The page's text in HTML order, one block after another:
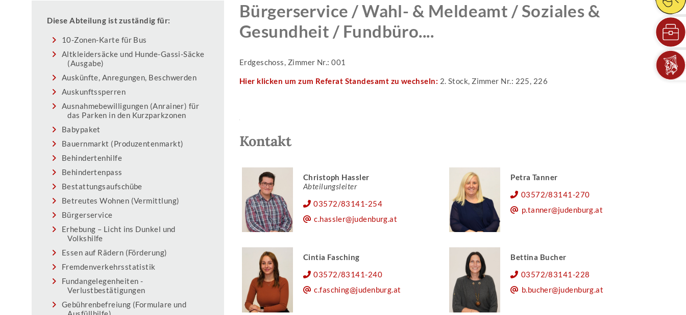
Bürgerservice / Wahl- & Meldeamt / Soziales &
Gesundheit / Fundbüro....
Erdgeschoss, Zimmer Nr.: 001
Hier klicken um zum Referat Standesamt zu wechseln: 2. Stock, Zimmer Nr.: 225, 226
Kontakt
Christoph Hassler
Abteilungsleiter
03572/83141-254
c.hassler@judenburg.at
Petra Tanner
03572/83141-270
p.tanner@judenburg.at
Cintia Fasching
03572/83141-240
c.fasching@judenburg.at
Bettina Bucher
03572/83141-228
b.bucher@judenburg.at
Diese Abteilung ist zuständig für:
10-Zonen-Karte für Bus
Altkleidersäcke und Hunde-Gassi-Säcke
(Ausgabe)
Auskünfte, Anregungen, Beschwerden
Auskunftssperren
Ausnahmebewilligungen (Anrainer) für
das Parken in den Kurzparkzonen
Babypaket
Bauernmarkt (Produzentenmarkt)
Behindertenhilfe
Behindertenpass
Bestattungsaufschübe
Betreutes Wohnen (Vermittlung)
Bürgerservice
Erhebung – Licht ins Dunkel und
Volkshilfe
Essen auf Rädern (Förderung)
Fremdenverkehrsstatistik
Fundangelegenheiten -
Verlustbestätigungen
Gebührenbefreiung (Formulare und